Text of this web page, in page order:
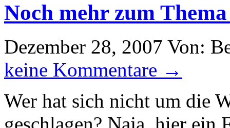
Noch mehr zum
Dezember 28, 2007 Von:
keine Kommentare →
Wer hat sich nicht um die